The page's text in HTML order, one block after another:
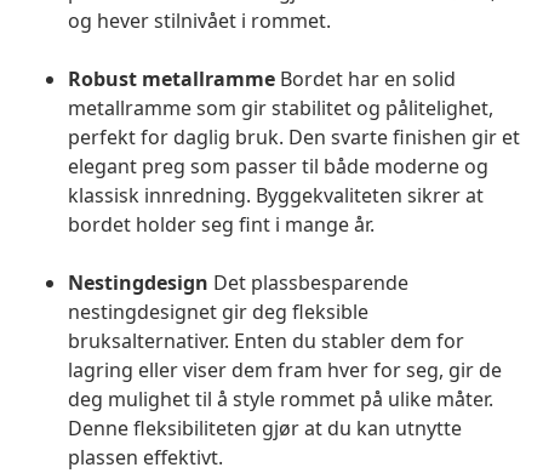
og hever stilnivået i rommet.
Robust metallramme Bordet har en solid
metallramme som gir stabilitet og pålitelighet,
perfekt for daglig bruk. Den svarte finishen gir et
elegant preg som passer til både moderne og
klassisk innredning. Byggekvaliteten sikrer at
bordet holder seg fint i mange år.
Nestingdesign Det plassbesparende
nestingdesignet gir deg fleksible
bruksalternativer. Enten du stabler dem for
lagring eller viser dem fram hver for seg, gir de
deg mulighet til å style rommet på ulike måter.
Denne fleksibiliteten gjør at du kan utnytte
plassen effektivt.